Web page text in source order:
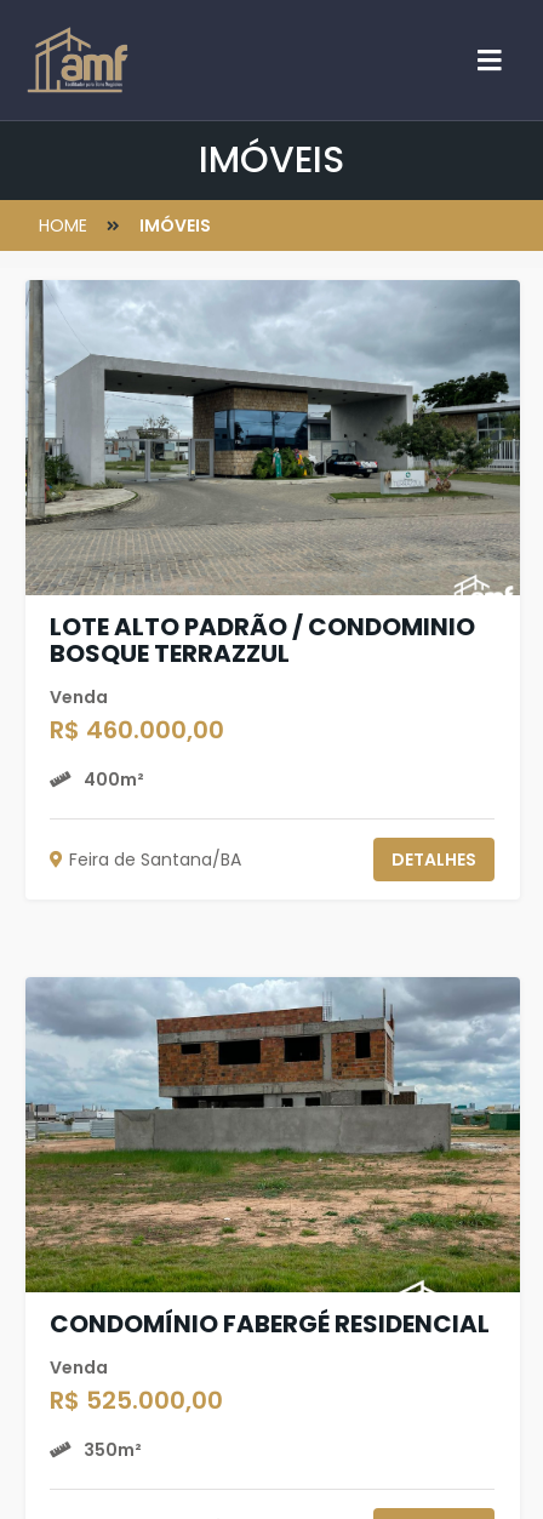
IMÓVEIS
HOME IMÓVEIS
LOTE ALTO PADRÃO / CONDOMINIO
BOSQUE TERRAZZUL
Venda
R$ 460.000,00
400m²
Feira de Santana/BA DETALHES
CONDOMÍNIO FABERGÉ RESIDENCIAL
Venda
R$ 525.000,00
350m²